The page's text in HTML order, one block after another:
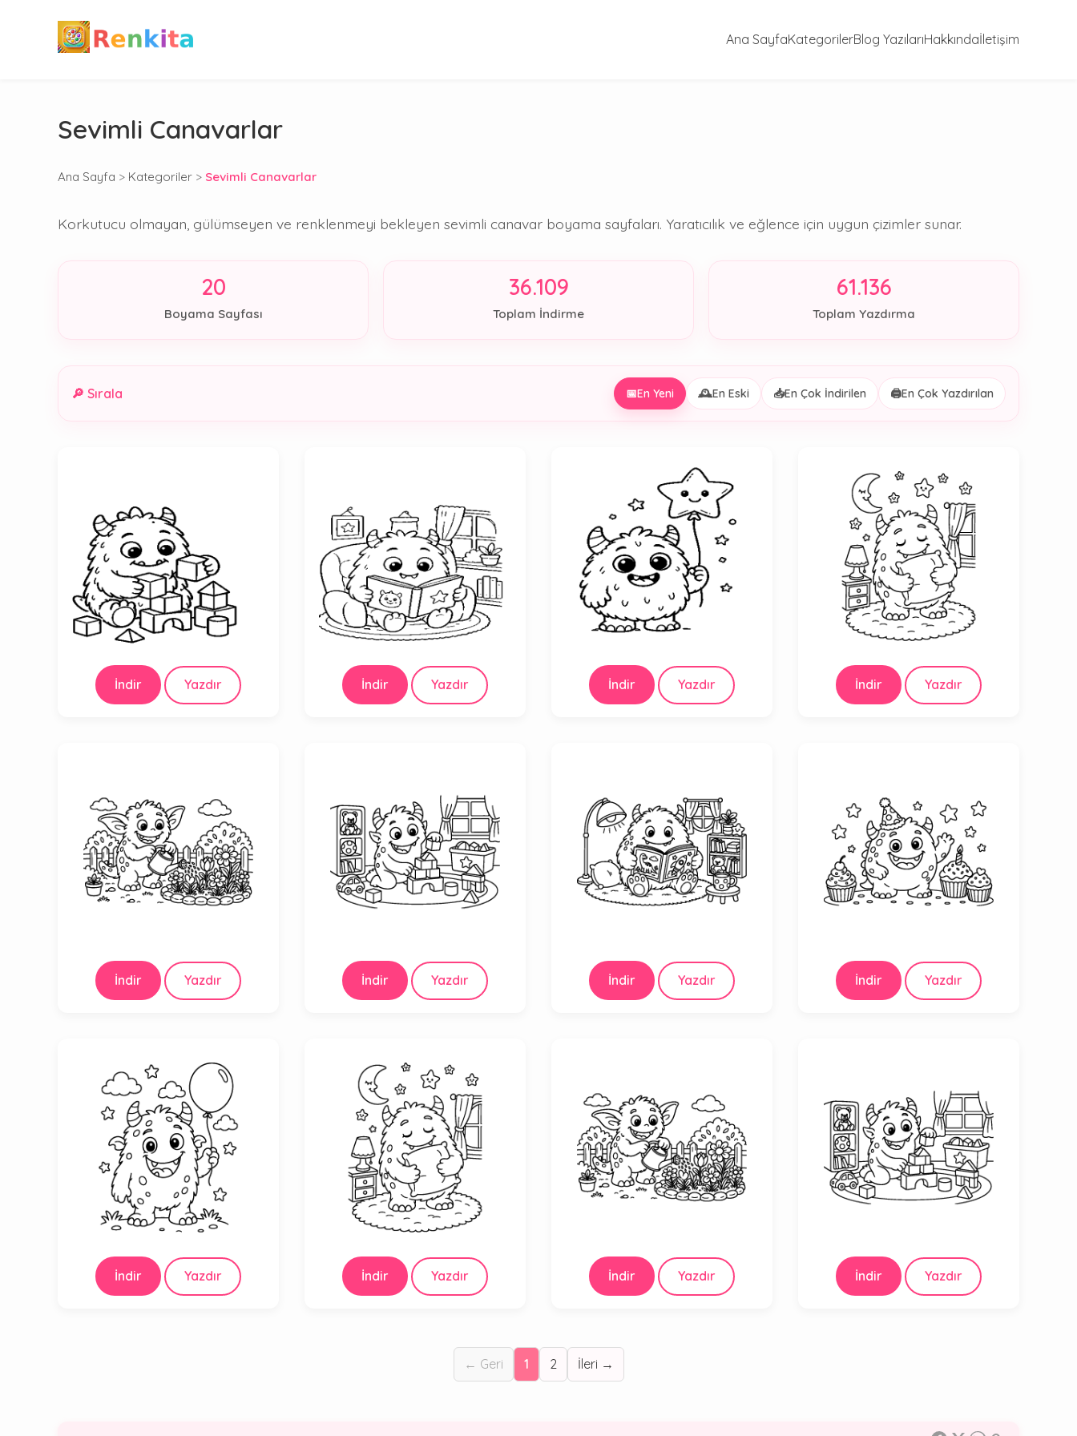
Ana SayfaKategorilerBlog YazılarıHakkındaİletişim
Sevimli Canavarlar
Ana Sayfa > Kategoriler > Sevimli Canavarlar
Korkutucu olmayan, gülümseyen ve renklenmeyi bekleyen sevimli canavar boyama sayfaları. Yaratıcılık ve eğlence için uygun çizimler sunar.
20
Boyama Sayfası
36.109
Toplam İndirme
61.136
Toplam Yazdırma
🔎 Sırala 📅En Yeni 🕰️En Eski 📥En Çok İndirilen 🖨️En Çok Yazdırılan
İndir Yazdır İndir Yazdır İndir Yazdır İndir Yazdır
İndir Yazdır İndir Yazdır İndir Yazdır İndir Yazdır
İndir Yazdır İndir Yazdır İndir Yazdır İndir Yazdır
← Geri 1 2 İleri →